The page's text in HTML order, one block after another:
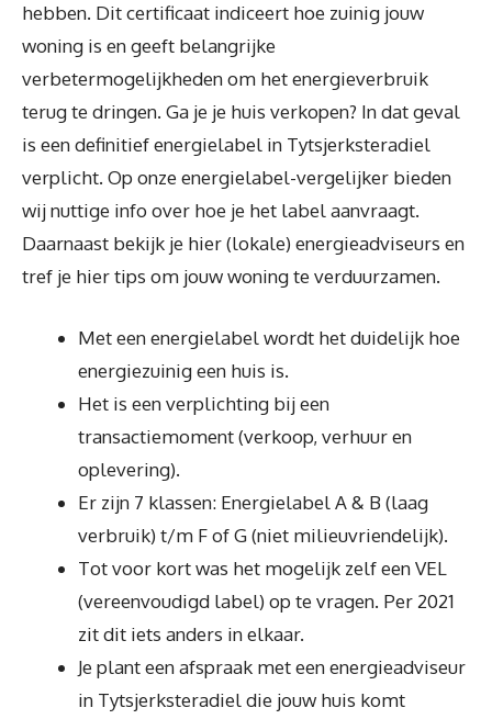
hebben. Dit certificaat indiceert hoe zuinig jouw
woning is en geeft belangrijke
verbetermogelijkheden om het energieverbruik
terug te dringen. Ga je je huis verkopen? In dat geval
is een definitief energielabel in Tytsjerksteradiel
verplicht. Op onze energielabel-vergelijker bieden
wij nuttige info over hoe je het label aanvraagt.
Daarnaast bekijk je hier (lokale) energieadviseurs en
tref je hier tips om jouw woning te verduurzamen.
Met een energielabel wordt het duidelijk hoe
energiezuinig een huis is.
Het is een verplichting bij een
transactiemoment (verkoop, verhuur en
oplevering).
Er zijn 7 klassen: Energielabel A & B (laag
verbruik) t/m F of G (niet milieuvriendelijk).
Tot voor kort was het mogelijk zelf een VEL
(vereenvoudigd label) op te vragen. Per 2021
zit dit iets anders in elkaar.
Je plant een afspraak met een energieadviseur
in Tytsjerksteradiel die jouw huis komt